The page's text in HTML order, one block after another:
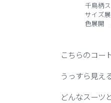
千鳥柄
サイズ
色展開
こちらのコー
うっすら見え
どんなスーツ